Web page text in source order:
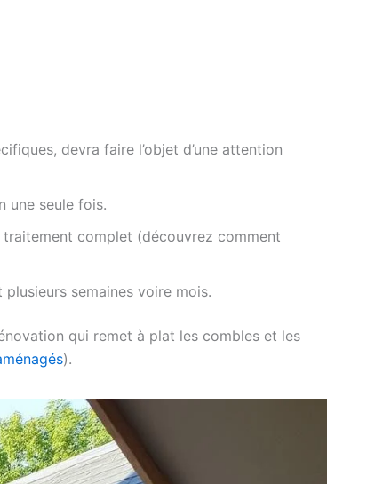
devra faire l’objet d’une attention
une seule fois.
complet (découvrez comment
semaines voire mois.
qui remet à plat les combles et les
).